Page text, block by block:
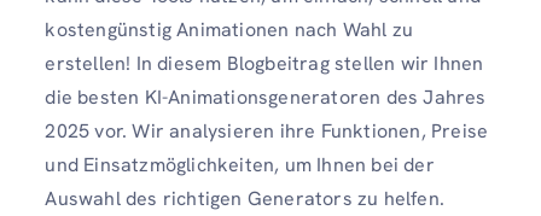
kostengünstig Animationen nach Wahl zu
erstellen! In diesem Blogbeitrag stellen wir Ihnen
die besten KI-Animationsgeneratoren des Jahres
2025 vor. Wir analysieren ihre Funktionen, Preise
und Einsatzmöglichkeiten, um Ihnen bei der
Auswahl des richtigen Generators zu helfen.